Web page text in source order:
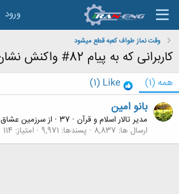
ورود
وقت نماز طواف کعبه قطع میشود
کاربرانی که به پیام 82# واکنش نشان داده اند
همه (1)
Like
(1)
بانو امین
مدیر تالار اسلام و قرآن ·
· ازسرزمین عشاق
ارسال ها 8,837 پسندها 9,971 امتیاز 114